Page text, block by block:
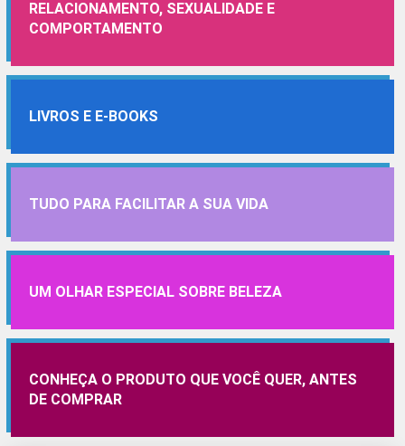
RELACIONAMENTO, SEXUALIDADE E
COMPORTAMENTO
LIVROS E E-BOOKS
TUDO PARA FACILITAR A SUA VIDA
UM OLHAR ESPECIAL SOBRE BELEZA
CONHEÇA O PRODUTO QUE VOCÊ QUER, ANTES
DE COMPRAR